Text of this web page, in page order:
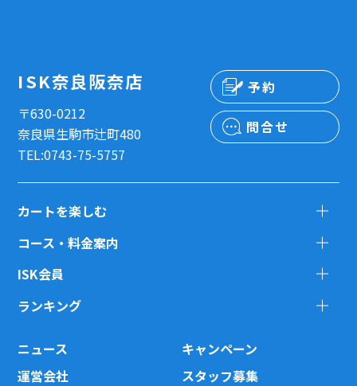
ISK奈良阪奈店
〒630-0212
奈良県生駒市辻町480
TEL:0743-75-5757
予約
問合せ
カートを楽しむ
コース・料金案内
ISK会員
ランキング
ニュース
キャンペーン
運営会社
スタッフ募集